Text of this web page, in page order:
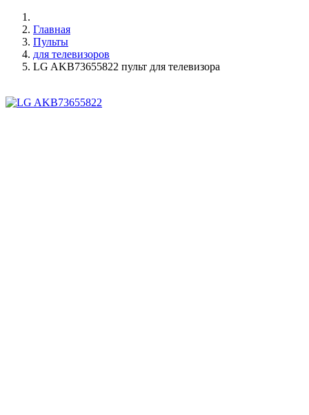
Главная
Пульты
для телевизоров
LG AKB73655822 пульт для телевизора